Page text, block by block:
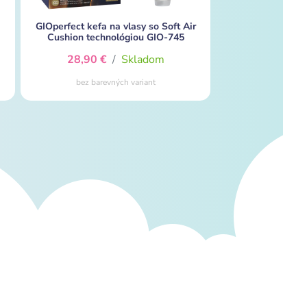
GIOperfect kefa na vlasy so Soft Air
Cushion technológiou GIO-745
28,90 € / Skladom
bez barevných variant